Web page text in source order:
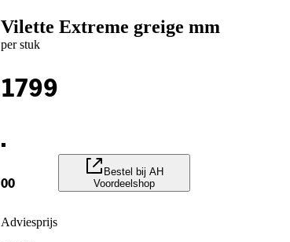
Vilette Extreme greige mm
per stuk
1799
.
00
Adviesprijs
Bestel bij AH
Voordeelshop